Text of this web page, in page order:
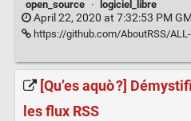
open_source
· logiciel_libre
April 22, 2020 at 7:32:53 PM
https://github.com/AboutRSS/
[Qu’es aquò ?]
les flux RSS